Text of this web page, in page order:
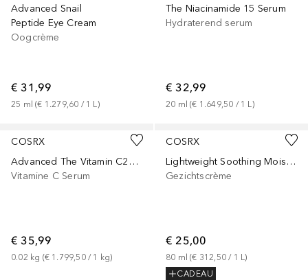
Advanced Snail
Peptide Eye Cream
Oogcrème
€ 31,99
25 ml (€ 1.279,60 / 1 L)
The Niacinamide 15 Serum
Hydraterend serum
€ 32,99
20 ml (€ 1.649,50 / 1 L)
COSRX
Advanced The Vitamin C23 Serum
Vitamine C Serum
€ 35,99
0.02 kg (€ 1.799,50 / 1 kg)
COSRX
Lightweight Soothing Moisturizer
Gezichtscrème
€ 25,00
80 ml (€ 312,50 / 1 L)
CADEAU